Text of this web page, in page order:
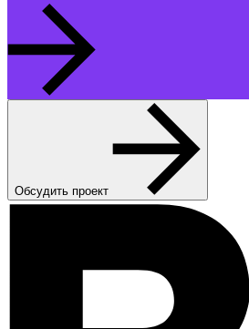
Обсудить проект